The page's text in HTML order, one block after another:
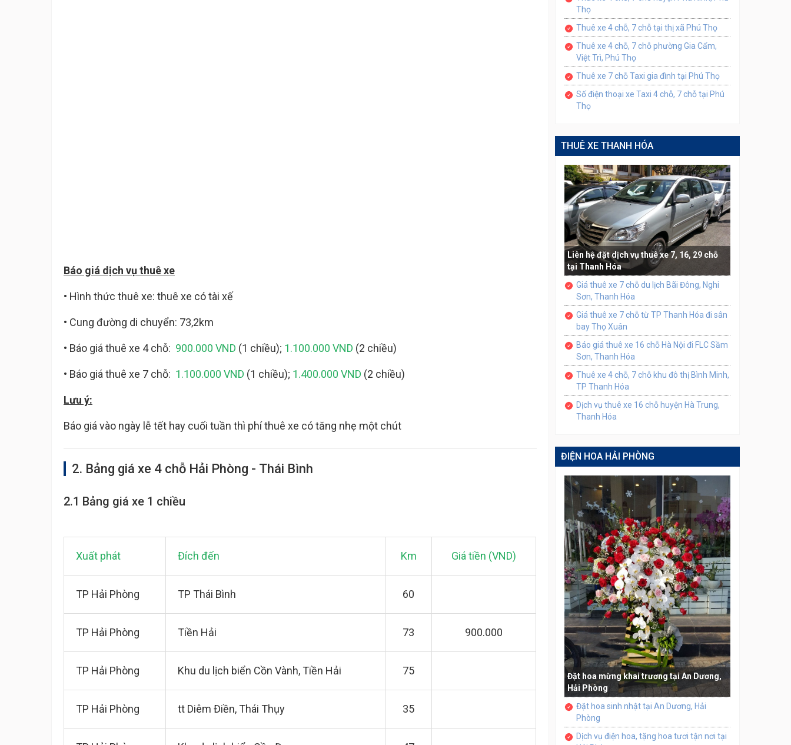
Báo giá dịch vụ thuê xe
• Hình thức thuê xe: thuê xe có tài xế
• Cung đường di chuyển: 73,2km
• Báo giá thuê xe 4 chỗ: 900.000 VND (1 chiều); 1.100.000 VND (2 chiều)
• Báo giá thuê xe 7 chỗ: 1.100.000 VND (1 chiều); 1.400.000 VND (2 chiều)
Lưu ý:
Báo giá vào ngày lễ tết hay cuối tuần thì phí thuê xe có tăng nhẹ một chút
2. Bảng giá xe 4 chỗ Hải Phòng - Thái Bình
2.1 Bảng giá xe 1 chiều
Xuất phát Đích đến Km Giá tiền (VND)
TP Hải Phòng TP Thái Bình 60
TP Hải Phòng Tiền Hải 73 900.000
TP Hải Phòng Khu du lịch biển Cồn Vành, Tiền Hải 75
TP Hải Phòng tt Diêm Điền, Thái Thụy 35
Thọ
Thuê xe 4 chỗ, 7 chỗ tại thị xã Phú Thọ
Thuê xe 4 chỗ, 7 chỗ phường Gia Cẩm,
Việt Trì, Phú Thọ
Thuê xe 7 chỗ Taxi gia đình tại Phú Thọ
Số điện thoại xe Taxi 4 chỗ, 7 chỗ tại Phú
Thọ
THUÊ XE THANH HÓA
Liên hệ đặt dịch vụ thuê xe 7, 16, 29 chỗ
tại Thanh Hóa
Giá thuê xe 7 chỗ du lịch Bãi Đông, Nghi
Sơn, Thanh Hóa
Giá thuê xe 7 chỗ từ TP Thanh Hóa đi sân
bay Thọ Xuân
Báo giá thuê xe 16 chỗ Hà Nội đi FLC Sầm
Sơn, Thanh Hóa
Thuê xe 4 chỗ, 7 chỗ khu đô thị Bình Minh,
TP Thanh Hóa
Dịch vụ thuê xe 16 chỗ huyện Hà Trung,
Thanh Hóa
ĐIỆN HOA HẢI PHÒNG
Đặt hoa mừng khai trương tại An Dương,
Hải Phòng
Đặt hoa sinh nhật tại An Dương, Hải
Phòng
Dịch vụ điện hoa, tặng hoa tươi tận nơi tại